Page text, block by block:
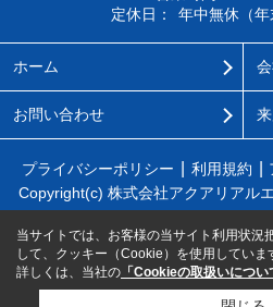
定休日：
年中無休（年
ホーム
お問い合わせ
プライバシーポリシー 利用規約
Copyright(c) 株式会社アクアリアル
当サイトでは、お客様の当サイト利用状況
して、クッキー（Cookie）を使用していま
詳しくは、当社の 「Cookieの取扱いについ